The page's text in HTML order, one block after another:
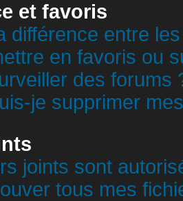
et favoris
différence entre
en favoris ou
des forums
je supprimer
joints sont
tous mes